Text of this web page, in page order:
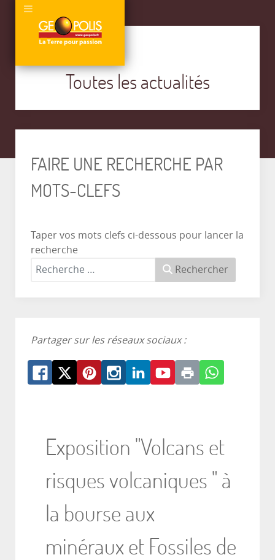
Toutes les actualités
FAIRE UNE RECHERCHE PAR
MOTS-CLEFS
Taper vos mots clefs ci-dessous pour lancer la
recherche
Rechercher
Partager sur les réseaux sociaux :
Exposition "Volcans et
risques volcaniques " à
la bourse aux
minéraux et Fossiles de